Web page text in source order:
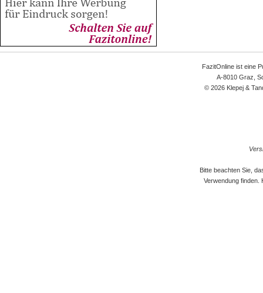
FazitOnline ist eine
A-8010 Graz,
© 2026 Klepej &
Bitte beachten Sie,
Verwendung finden.